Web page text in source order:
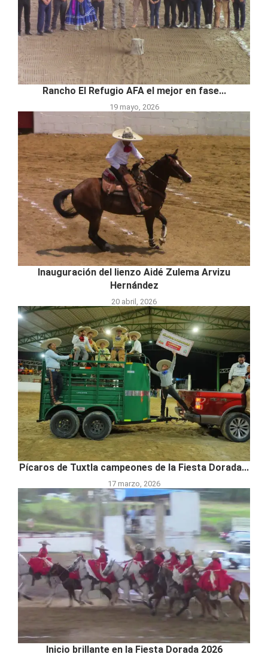
Rancho El Refugio AFA el mejor en fase...
19 mayo, 2026
Inauguración del lienzo Aidé Zulema Arvizu
Hernández
20 abril, 2026
Pícaros de Tuxtla campeones de la Fiesta Dorada...
17 marzo, 2026
Inicio brillante en la Fiesta Dorada 2026